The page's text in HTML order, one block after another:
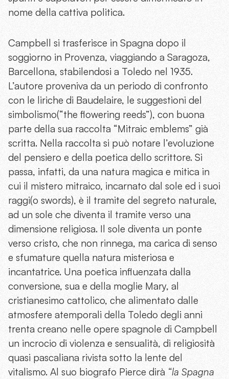
nome della cattiva politica.
Campbell si trasferisce in Spagna dopo il
soggiorno in Provenza, viaggiando a Saragoza,
Barcellona, stabilendosi a Toledo nel 1935.
L’autore proveniva da un periodo di confronto
con le liriche di Baudelaire, le suggestioni del
simbolismo(“the flowering reeds”), con buona
parte della sua raccolta “Mitraic emblems” già
scritta. Nella raccolta si può notare l’evoluzione
del pensiero e della poetica dello scrittore. Si
passa, infatti, da una natura magica e mitica in
cui il mistero mitraico, incarnato dal sole ed i suoi
raggi(o swords), è il tramite del segreto naturale,
ad un sole che diventa il tramite verso una
dimensione religiosa. Il sole diventa un ponte
verso cristo, che non rinnega, ma carica di senso
e sfumature quella natura misteriosa e
incantatrice. Una poetica influenzata dalla
conversione, sua e della moglie Mary, al
cristianesimo cattolico, che alimentato dalle
atmosfere atemporali della Toledo degli anni
trenta creano nelle opere spagnole di Campbell
un incrocio di violenza e sensualità, di religiosità
quasi pascaliana rivista sotto la lente del
vitalismo. Al suo biografo Pierce dirà “la Spagna